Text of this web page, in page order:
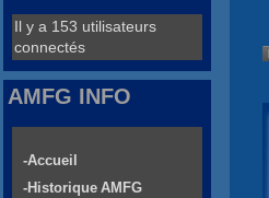
Il y a 153 utilisateurs
connectés
AMFG INFO
-Accueil
-Historique AMFG